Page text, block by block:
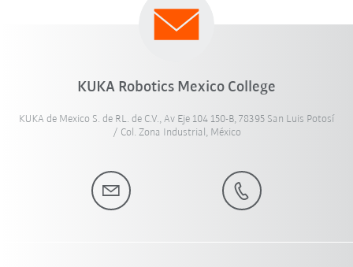
KUKA Robotics Mexico College
KUKA de Mexico S. de RL. de C.V., Av Eje 104 150-B, 78395 San Luis Potosí
/ Col. Zona Industrial, México